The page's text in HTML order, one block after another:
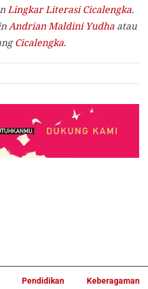
Lingkar Literasi Cicalengka.
Andrian Maldini Yudha atau
Cicalengka.
Pendidikan Keberagaman